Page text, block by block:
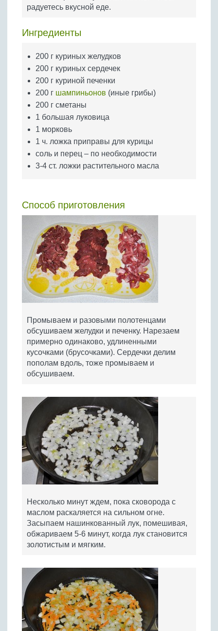
Бобовые
Крупы
радуетесь вкусной еде.
Ингредиенты
200 г куриных желудков
200 г куриных сердечек
200 г куриной печенки
200 г шампиньонов (иные грибы)
200 г сметаны
1 большая луковица
1 морковь
1 ч. ложка приправы для курицы
соль и перец – по необходимости
3-4 ст. ложки растительного масла
Способ приготовления
Промываем и разовыми полотенцами
обсушиваем желудки и печенку. Нарезаем
примерно одинаково, удлиненными
кусочками (брусочками). Сердечки делим
пополам вдоль, тоже промываем и
обсушиваем.
Несколько минут ждем, пока сковорода с
маслом раскаляется на сильном огне.
Засыпаем нашинкованный лук, помешивая,
обжариваем 5-6 минут, когда лук становится
золотистым и мягким.